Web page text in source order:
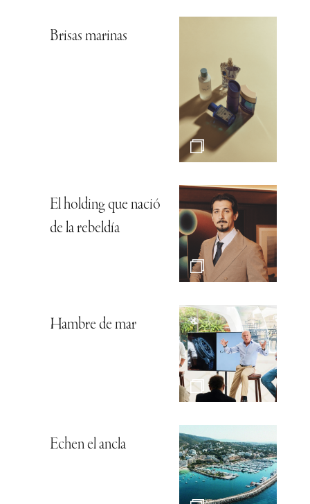
Brisas marinas
El holding que nació
de la rebeldía
Hambre de mar
Echen el ancla